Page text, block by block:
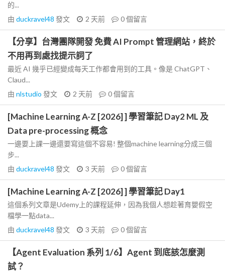
的...
由 duckravel48 發文 2 天前 0個留言
【分享】台灣團隊開發 免費 AI Prompt 管理網站，終於
不用再到處找提示詞了
最近 AI 幾乎已經變成每天工作都會用到的工具。像是 ChatGPT、
Claud...
由 nlstudio 發文 2 天前 0個留言
[Machine Learning A-Z [2026] ] 學習筆記 Day2 ML 及
Data pre-processing 概念
一邊要上課一邊還要寫這個不容易! 整個machine learning分成三個
步...
由 duckravel48 發文 3 天前 0個留言
[Machine Learning A-Z [2026] ] 學習筆記 Day1
這個系列文章是Udemy上的課程延伸，因為我個人想趁著育嬰假空
檔學一點data...
由 duckravel48 發文 3 天前 0個留言
【Agent Evaluation 系列 1/6】Agent 到底該怎麼測
試？